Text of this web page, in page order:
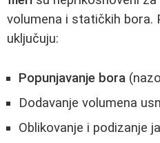
volumena i statičkih bora.
uključuju:
Popunjavanje bora
Dodavanje volumena
Oblikovanje i podizanje